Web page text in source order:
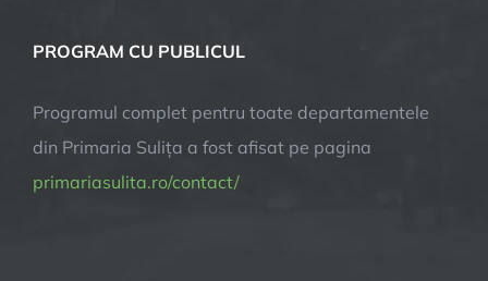
PROGRAM CU PUBLICUL
Programul complet pentru toate departamentele
din Primaria Sulița a fost afisat pe pagina
primariasulita.ro/contact/